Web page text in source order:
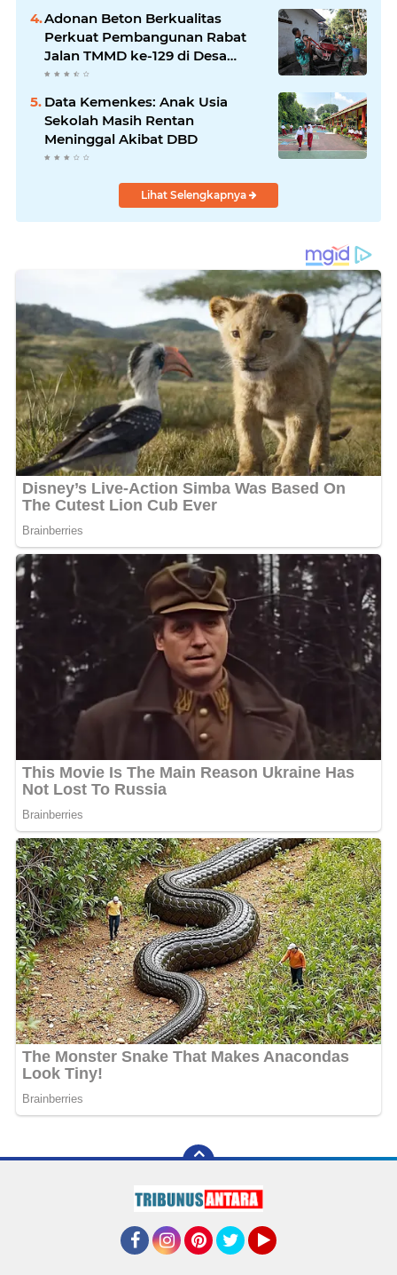
Adonan Beton Berkualitas
Perkuat Pembangunan Rabat
Jalan TMMD ke-129 di Desa
Ledoktempuro
Data Kemenkes: Anak Usia
Sekolah Masih Rentan
Meninggal Akibat DBD
Lihat Selengkapnya